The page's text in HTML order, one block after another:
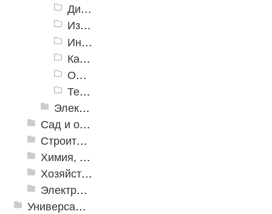
Диэлектрический изолированный инструмент
Изоленты
Инструмент для снятия изоляции
Кабелерезы и секторные ножницы
Обжимной инструмент
Тестеры и пробники напряжения
Электронные измерительные инструменты
Сад и огород
Строительная Химия и принадлежности
Химия, крепеж, СИЗ
Хозяйственные принадлежности
Электрика и свет
Универсальные модульные покрытия